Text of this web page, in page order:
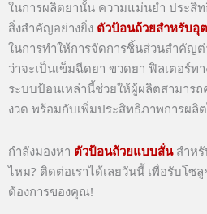
ในการผลิตยานั้น ความแม่นยำ ประสิ
สิ่งสำคัญอย่างยิ่ง ตัวป้อนถ้วยสำหรับอุ
ในการทำให้การจัดการชิ้นส่วนสำคัญ
ว่าจะเป็นเข็มฉีดยา ขวดยา ฟิลเตอร์
ระบบป้อนเหล่านี้ช่วยให้ผู้ผลิตสามาร
งวด พร้อมกับเพิ่มประสิทธิภาพการผลิ
กำลังมองหา ตัวป้อนถ้วยแบบสั่นสำหรั
ไหม? ติดต่อเราได้เลยวันนี้ เพื่อรับโ
ต้องการของคุณ!